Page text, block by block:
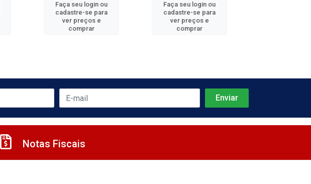
Faça seu login ou
cadastre-se para
ver preços e
comprar
Faça seu login ou
cadastre-se para
ver preços e
comprar
Notas Fiscais